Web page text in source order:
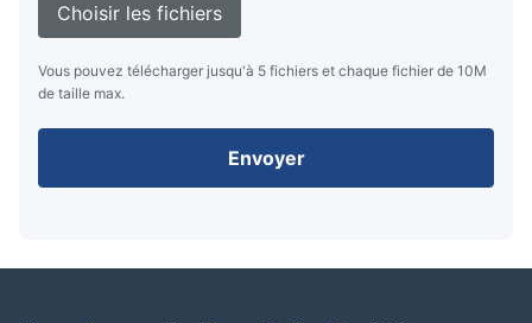
Choisir les fichiers
Vous pouvez télécharger jusqu'à 5 fichiers et chaque fichier de 10M
de taille max.
Envoyer